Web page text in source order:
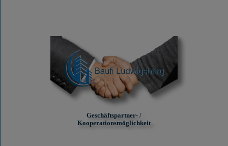
Geschäftspartner- /
Kooperationsmöglichkeit